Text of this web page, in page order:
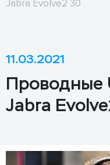
Jabra Evolve2 30
11.03.2021
Проводные
Jabra